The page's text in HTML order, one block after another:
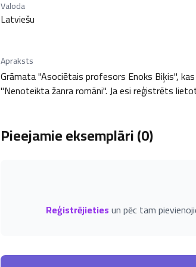
Valoda
Latviešu
Apraksts
Grāmata "Asociētais profesors Enoks Biķis",
"Nenoteikta žanra romāni". Ja esi reģistrēts
Pieejamie eksemplāri (0)
Reģistrējietiesun pēc tam